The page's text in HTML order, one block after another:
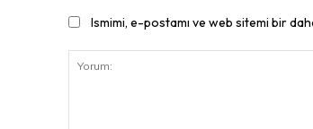
Ismimi, e-postamı ve web sitemi bir